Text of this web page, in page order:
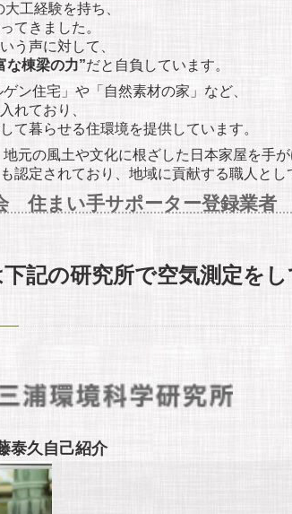
工経験を持ち、
てきました。
う声に対して、
な棟梁の力”だと自負しています。
ゲン住宅」や「自然素材の家」など、
れており、
て暮らせる住環境を提供しています。
元の風土や文化に根ざした日本家屋を手が
認定されており、地域に貢献する職人とし
住まい手サポーター登録業
記の研究所で空気測定を
泰久自己紹介